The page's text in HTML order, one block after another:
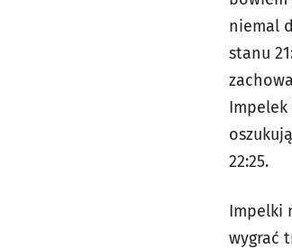
niemal
stanu
Impelek
22:25.
Impelki
wygrać